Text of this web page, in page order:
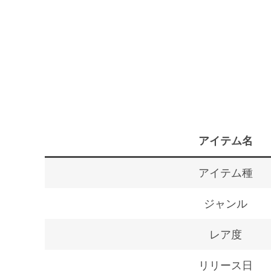
アイテム名
アイテム種
ジャンル
レア度
リリース日